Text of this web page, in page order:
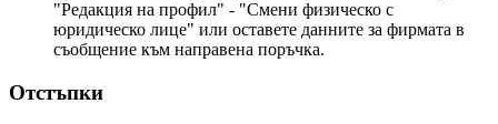
"Редакция на профил" - "Смени физическо с
юридическо лице" или оставете данните за фирмата в
съобщение към направена поръчка.
Отстъпки